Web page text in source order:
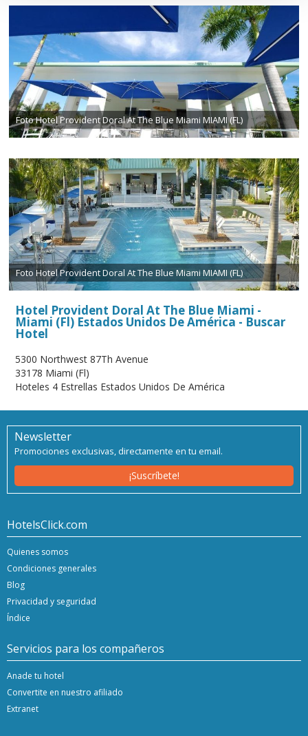
Foto Hotel Provident Doral At The Blue Miami MIAMI (FL)
Foto Hotel Provident Doral At The Blue Miami MIAMI (FL)
Hotel Provident Doral At The Blue Miami -
Miami (Fl) Estados Unidos De América - Buscar
Hotel
5300 Northwest 87Th Avenue
33178 Miami (Fl)
Hoteles 4 Estrellas Estados Unidos De América
Newsletter
Promociones exclusivas, directamente en tu email.
¡Suscríbete!
HotelsClick.com
Quienes somos
Condiciones generales
Blog
Privacidad y seguridad
Índice
Servicios para los compañeros
Anade tu hotel
Convertite en nuestro afiliado
Extranet